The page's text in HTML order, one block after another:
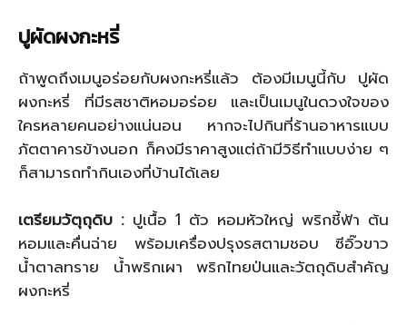
ปูผัดผงกะหรี่
ถ้าพูดถึงเมนูอร่อยกับผงกะหรี่แล้ว ต้องมีเมนูนี้กับ ปูผัด
ผงกะหรี่ ที่มีรสชาติหอมอร่อย และเป็นเมนูในดวงใจของ
ใครหลายคนอย่างแน่นอน หากจะไปกินที่ร้านอาหารแบบ
ภัตตาคารข้างนอก ก็คงมีราคาสูงแต่ถ้ามีวิธีทำแบบง่าย ๆ
ก็สามารถทำกินเองที่บ้านได้เลย
เตรียมวัตุถุดิบ : ปูเนื้อ 1 ตัว หอมหัวใหญ่ พริกชี้ฟ้า ต้น
หอมและคื่นฉ่าย พร้อมเครื่องปรุงรสตามชอบ ซีอิ๊วขาว
น้ำตาลทราย น้ำพริกเผา พริกไทยป่นและวัตถุดิบสำคัญ
ผงกะหรี่